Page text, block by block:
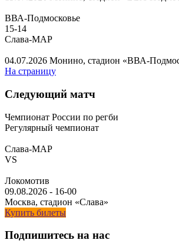
ВВА-Подмосковье
15-14
Слава-МАР
04.07.2026 Монино, стадион «ВВА-
На страницу
Следующий матч
Чемпионат России по регби
Регулярный чемпионат
Слава-МАР
VS
Локомотив
09.08.2026 - 16-00
Москва, стадион «Слава»
Купить билеты
Подпишитесь на нас